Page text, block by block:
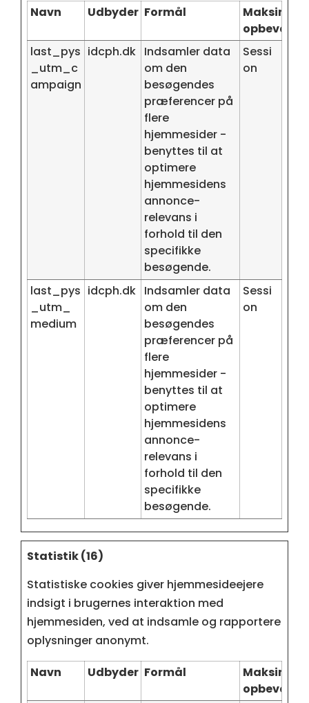
Navn
Udbyder Formål
Maksimal
last_pys
_utm_c
ampaign
idcph.dk Indsamler data
om den
besøgendes
præferencer på
flere
hjemmesider -
benyttes til at
optimere
hjemmesidens
annonce-
relevans i
forhold til den
specifikke
besøgende.
Sessi
on
last_pys
_utm_
medium
idcph.dk Indsamler data
om den
besøgendes
præferencer på
flere
hjemmesider -
benyttes til at
optimere
hjemmesidens
annonce-
relevans i
forhold til den
specifikke
besøgende.
Sessi
on
Statistik (16)
Statistiske cookies giver hjemmesideejere
indsigt i brugernes interaktion med
hjemmesiden, ved at indsamle og rapportere
oplysninger anonymt.
Navn
Udbyder Formål
Maksimal